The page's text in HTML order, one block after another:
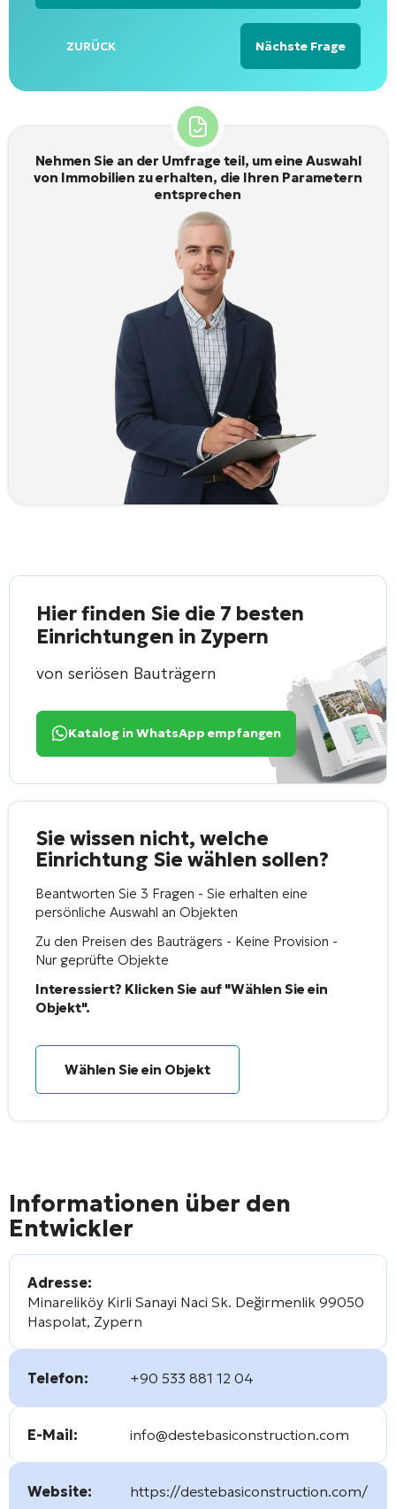
ZURÜCK Nächste Frage
Alternative:
Nehmen Sie an der Umfrage teil, um eine Auswahl
von Immobilien zu erhalten, die Ihren Parametern
entsprechen
Hier finden Sie die 7 besten
Einrichtungen in Zypern
von seriösen Bauträgern
Katalog in WhatsApp empfangen
Sie wissen nicht, welche
Einrichtung Sie wählen sollen?
Beantworten Sie 3 Fragen - Sie erhalten eine
persönliche Auswahl an Objekten
Zu den Preisen des Bauträgers - Keine Provision -
Nur geprüfte Objekte
Interessiert? Klicken Sie auf "Wählen Sie ein
Objekt".
Wählen Sie ein Objekt
Informationen über den
Entwickler
Adresse:
Minareliköy Kirli Sanayi Naci Sk. Değirmenlik 99050
Haspolat, Zypern
Telefon: +90 533 881 12 04
E-Mail: info@destebasiconstruction.com
Website: https://destebasiconstruction.com/